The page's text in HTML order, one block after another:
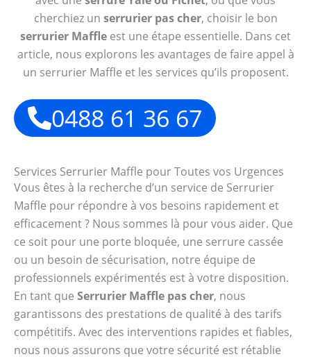
cherchiez un serrurier pas cher, choisir le bon
serrurier Maffle est une étape essentielle. Dans cet
article, nous explorons les avantages de faire appel à
un serrurier Maffle et les services qu’ils proposent.
0488 61 36 67
Services Serrurier Maffle pour Toutes vos Urgences
Vous êtes à la recherche d’un service de Serrurier
Maffle pour répondre à vos besoins rapidement et
efficacement ? Nous sommes là pour vous aider. Que
ce soit pour une porte bloquée, une serrure cassée
ou un besoin de sécurisation, notre équipe de
professionnels expérimentés est à votre disposition.
En tant que Serrurier Maffle pas cher, nous
garantissons des prestations de qualité à des tarifs
compétitifs. Avec des interventions rapides et fiables,
nous nous assurons que votre sécurité est rétablie